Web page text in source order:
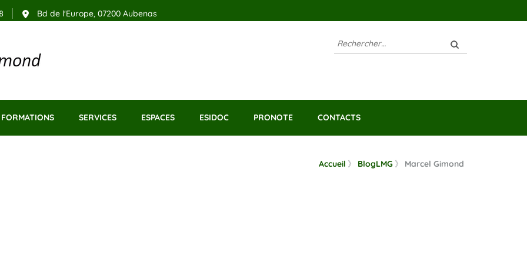
Bd de l'Europe, 07200 Aubenas
Aubenas
Rechercher :
FORMATIONS SERVICES ESPACES ESIDOC PRONOTE CONTACTS
Accueil 》 BlogLMG 》 Marcel Gimond